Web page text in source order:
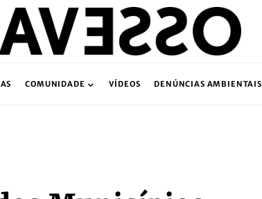
COMUNIDADE VÍDEOS DENÚNCIAS AMBIENTAIS